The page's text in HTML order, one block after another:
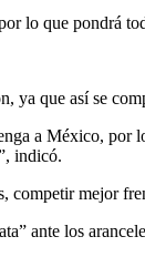
lo que pondrá
ya que así se
a México,
indicó.
competir mejor
ante los